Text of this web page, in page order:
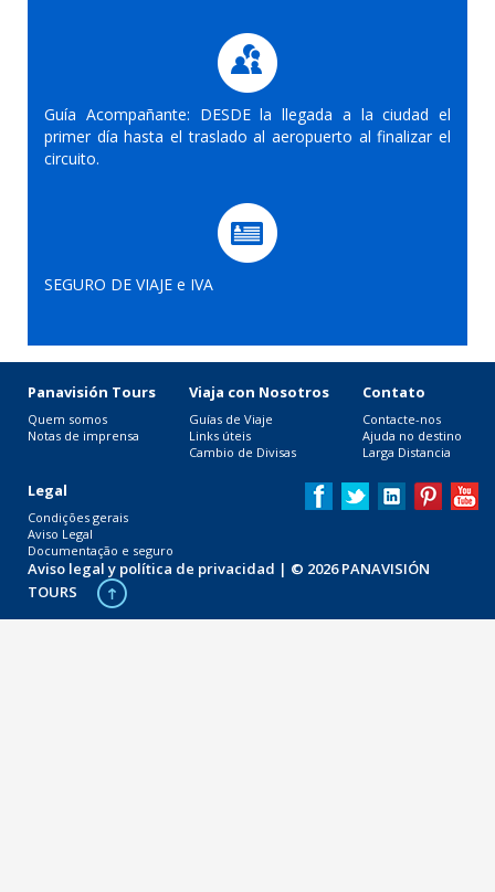
Guía Acompañante: DESDE la llegada a la ciudad el
primer día hasta el traslado al aeropuerto al finalizar el
circuito.
SEGURO DE VIAJE e IVA
Panavisión Tours
Quem somos
Notas de imprensa
Viaja con Nosotros
Guías de Viaje
Links úteis
Cambio de Divisas
Contato
Contacte-nos
Ajuda no destino
Larga Distancia
Legal
Condições gerais
Aviso Legal
Documentação e seguro
Aviso legal y política de privacidad | © 2026 PANAVISIÓN
TOURS